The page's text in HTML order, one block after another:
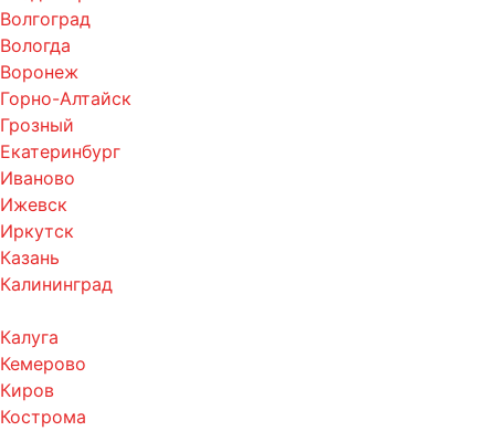
Волгоград
Вологда
Воронеж
Горно-Алтайск
Грозный
Екатеринбург
Иваново
Ижевск
Иркутск
Казань
Калининград
Калуга
Кемерово
Киров
Кострома